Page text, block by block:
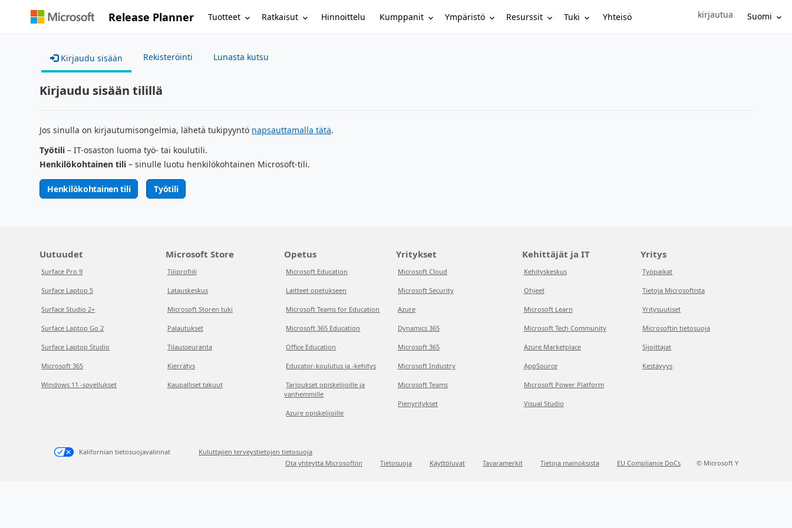
Release Planner Tuotteet Ratkaisut Hinnoittelu Kumppanit Ympäristö Resurssit Tuki Yhteisö Sign in to your account
kirjautua Suomi
Kirjaudu sisään Rekisteröinti Lunasta kutsu
Kirjaudu sisään tilillä
Jos sinulla on kirjautumisongelmia, lähetä tukipyyntö napsauttamalla tätä.
Työtili – IT-osaston luoma työ- tai koulutili.
Henkilökohtainen tili – sinulle luotu henkilökohtainen Microsoft-tili.
Henkilökohtainen tili Työtili
Uutuudet
Surface Pro 9
Surface Laptop 5
Surface Studio 2+
Surface Laptop Go 2
Surface Laptop Studio
Microsoft 365
Windows 11 -sovellukset
Microsoft Store
Tiliprofiili
Latauskeskus
Microsoft Storen tuki
Palautukset
Tilausseuranta
Kierrätys
Kaupalliset takuut
Opetus
Microsoft Education
Laitteet opetukseen
Microsoft Teams for Education
Microsoft 365 Education
Office Education
Educator-koulutus ja -kehitys
Tarjoukset opiskelijoille ja
vanhemmille
Azure opiskelijoille
Yritykset
Microsoft Cloud
Microsoft Security
Azure
Dynamics 365
Microsoft 365
Microsoft Industry
Microsoft Teams
Pienyritykset
Kehittäjät ja IT
Kehityskeskus
Ohjeet
Microsoft Learn
Microsoft Tech Community
Azure Marketplace
AppSource
Microsoft Power Platform
Visual Studio
Yritys
Työpaikat
Tietoja Microsoftista
Yritysuutiset
Microsoftin tietosuoja
Sijoittajat
Kestävyys
Kalifornian tietosuojavalinnat
Kuluttajien terveystietojen tietosuoja
Ota yhteyttä Microsoftiin
Tietosuoja Käyttöluvat Tavaramerkit Tietoja mainoksista EU Compliance DoCs © Microsoft Y